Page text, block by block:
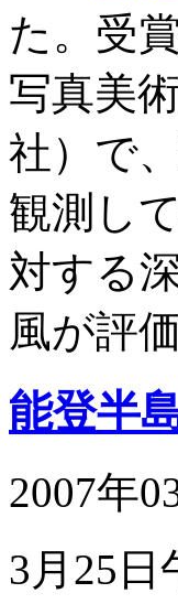
た。受
写真美
社）で
観測し
対する
風が評
能登半
2007年
3月25日